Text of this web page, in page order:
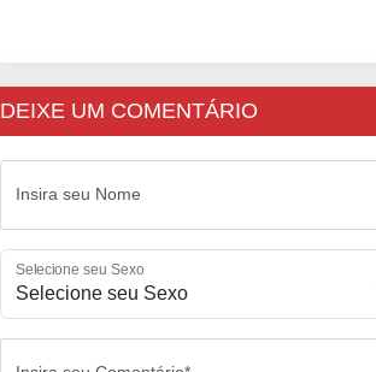
DEIXE UM COMENTÁRIO
Insira seu Nome
Selecione seu Sexo